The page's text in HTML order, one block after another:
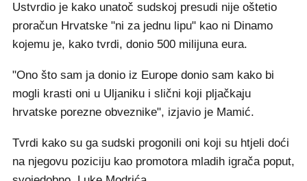
Ustvrdio je kako unatoč sudskoj presudi nije oštetio
proračun Hrvatske "ni za jednu lipu" kao ni Dinamo
kojemu je, kako tvrdi, donio 500 milijuna eura.
"Ono što sam ja donio iz Europe donio sam kako bi
mogli krasti oni u Uljaniku i slični koji pljačkaju
hrvatske porezne obveznike", izjavio je Mamić.
Tvrdi kako su ga sudski progonili oni koji su htjeli doći
na njegovu poziciju kao promotora mladih igrača poput,